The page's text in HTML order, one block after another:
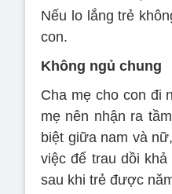
Nếu lo lắng trẻ
con.
Không ngủ chung
Cha mẹ cho con đi
mẹ nên nhận ra
biệt giữa nam và
việc để trau dồi
sau khi trẻ được